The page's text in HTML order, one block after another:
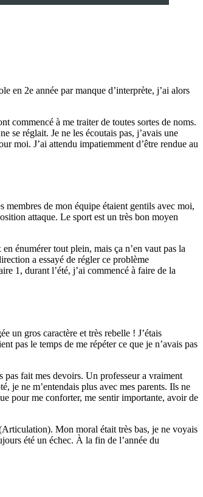
en 2e année par manque d’interprète, j’ai alors
commencé à me traiter de toutes sortes de noms.
se réglait. Je ne les écoutais pas, j’avais une
moi. J’ai attendu impatiemment d’être rendue au
membres de mon équipe étaient gentils avec moi,
attaque. Le sport est un très bon moyen
énumérer tout plein, mais ça n’en vaut pas la
a essayé de régler ce problème
1, durant l’été, j’ai commencé à faire de la
un gros caractère et très rebelle ! J’étais
pas le temps de me répéter ce que je n’avais pas
pas fait mes devoirs. Un professeur a vraiment
je ne m’entendais plus avec mes parents. Ils ne
pour me conforter, me sentir importante, avoir de
Mon moral était très bas, je ne voyais
été un échec. À la fin de l’année du